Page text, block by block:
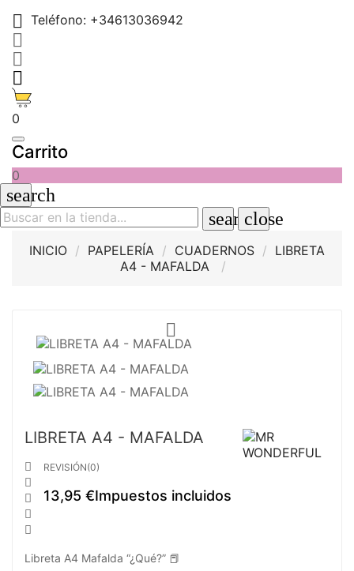
 Teléfono: +34613036942



0
Carrito
0
search
searchclose
INICIO PAPELERÍA CUADERNOS
LIBRETA
A4 - MAFALDA

LIBRETA A4 - MAFALDA





REVISIÓN(0)
13,95 €Impuestos incluidos
Libreta A4 Mafalda “¿Qué?” 📕